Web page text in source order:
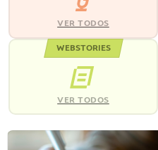
VER TODOS
WEBSTORIES
VER TODOS